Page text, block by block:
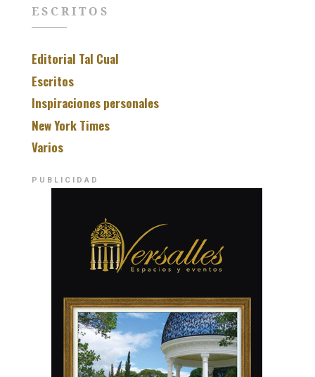
ESCRITOS
Editorial Tal Cual
Escritos
Inspiraciones personales
New York Times
Varios
PUBLICIDAD